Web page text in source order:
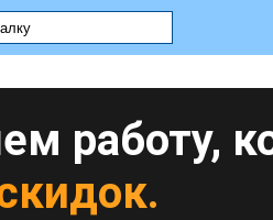
работу,